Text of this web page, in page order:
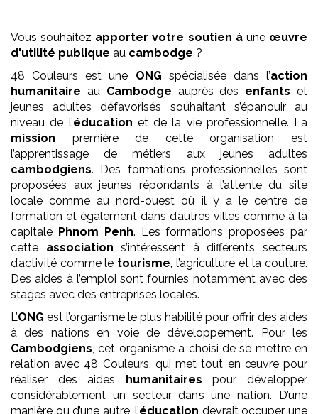
Vous souhaitez apporter votre soutien àune œuvre
d'utilité publique au cambodge ?
48 Couleurs est une ONG spécialisée dans l’action
humanitaire au Cambodge auprès des enfants et
jeunes adultes défavorisés souhaitant s’épanouir au
niveau de l’éducation et de la vie professionnelle. La
mission première de cette organisation est
l’apprentissage de métiers aux jeunes adultes
cambodgiens. Des formations professionnelles sont
proposées aux jeunes répondants à l’attente du site
locale comme au nord-ouest où il y a le centre de
formation et également dans d’autres villes comme à la
capitale Phnom Penh. Les formations proposées par
cette associations’intéressent à différents secteurs
d’activité comme le tourisme, l’agriculture et la couture.
Des aides à l’emploi sont fournies notamment avec des
stages avec des entreprises locales.
L’ONG est l’organisme le plus habilité pour offrir des aides
à des nations en voie de développement. Pour les
Cambodgiens, cet organisme a choisi de se mettre en
relation avec 48 Couleurs, qui met tout en œuvre pour
réaliser des aides
humanitairespour développer
considérablement un secteur dans une nation. D’une
manière ou d’une autre, l’éducation devrait occuper une